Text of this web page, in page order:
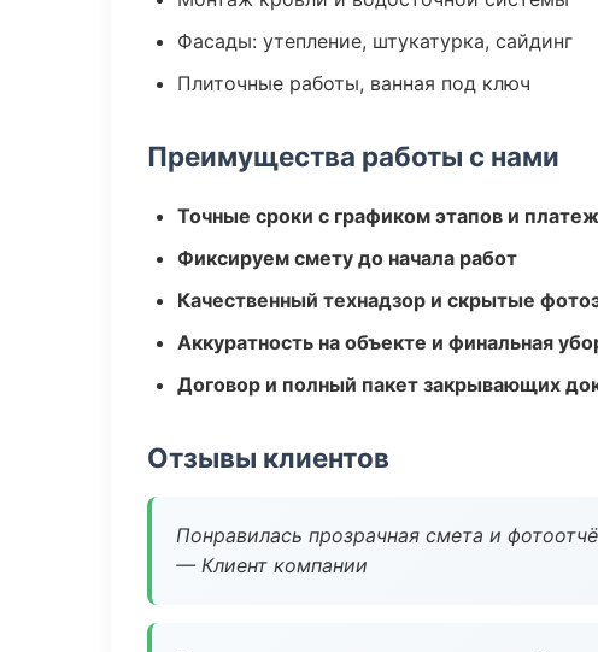
Фасады: утепление, штукатурка, сайдинг
Плиточные работы, ванная под ключ
Преимущества работы с нами
Точные сроки с графиком этапов и
Фиксируем смету до начала работ
Качественный технадзор и скрытые
Аккуратность на объекте и финальная
Договор и полный пакет закрывающих
Отзывы клиентов
Понравилась прозрачная смета и
— Клиент компании